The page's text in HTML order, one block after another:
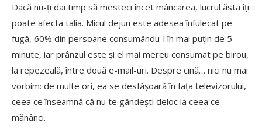
Dacă nu-ți dai timp să mesteci încet mâncarea, lucrul ăsta îți
poate afecta talia. Micul dejun este adesea înfulecat pe
fugă, 60% din persoane consumându-l în mai puțin de 5
minute, iar prânzul este și el mai mereu consumat pe birou,
la repezeală, între două e-mail-uri. Despre cină… nici nu mai
vorbim: de multe ori, ea se desfășoară în fața televizorului,
ceea ce înseamnă că nu te gândești deloc la ceea ce
mănânci.